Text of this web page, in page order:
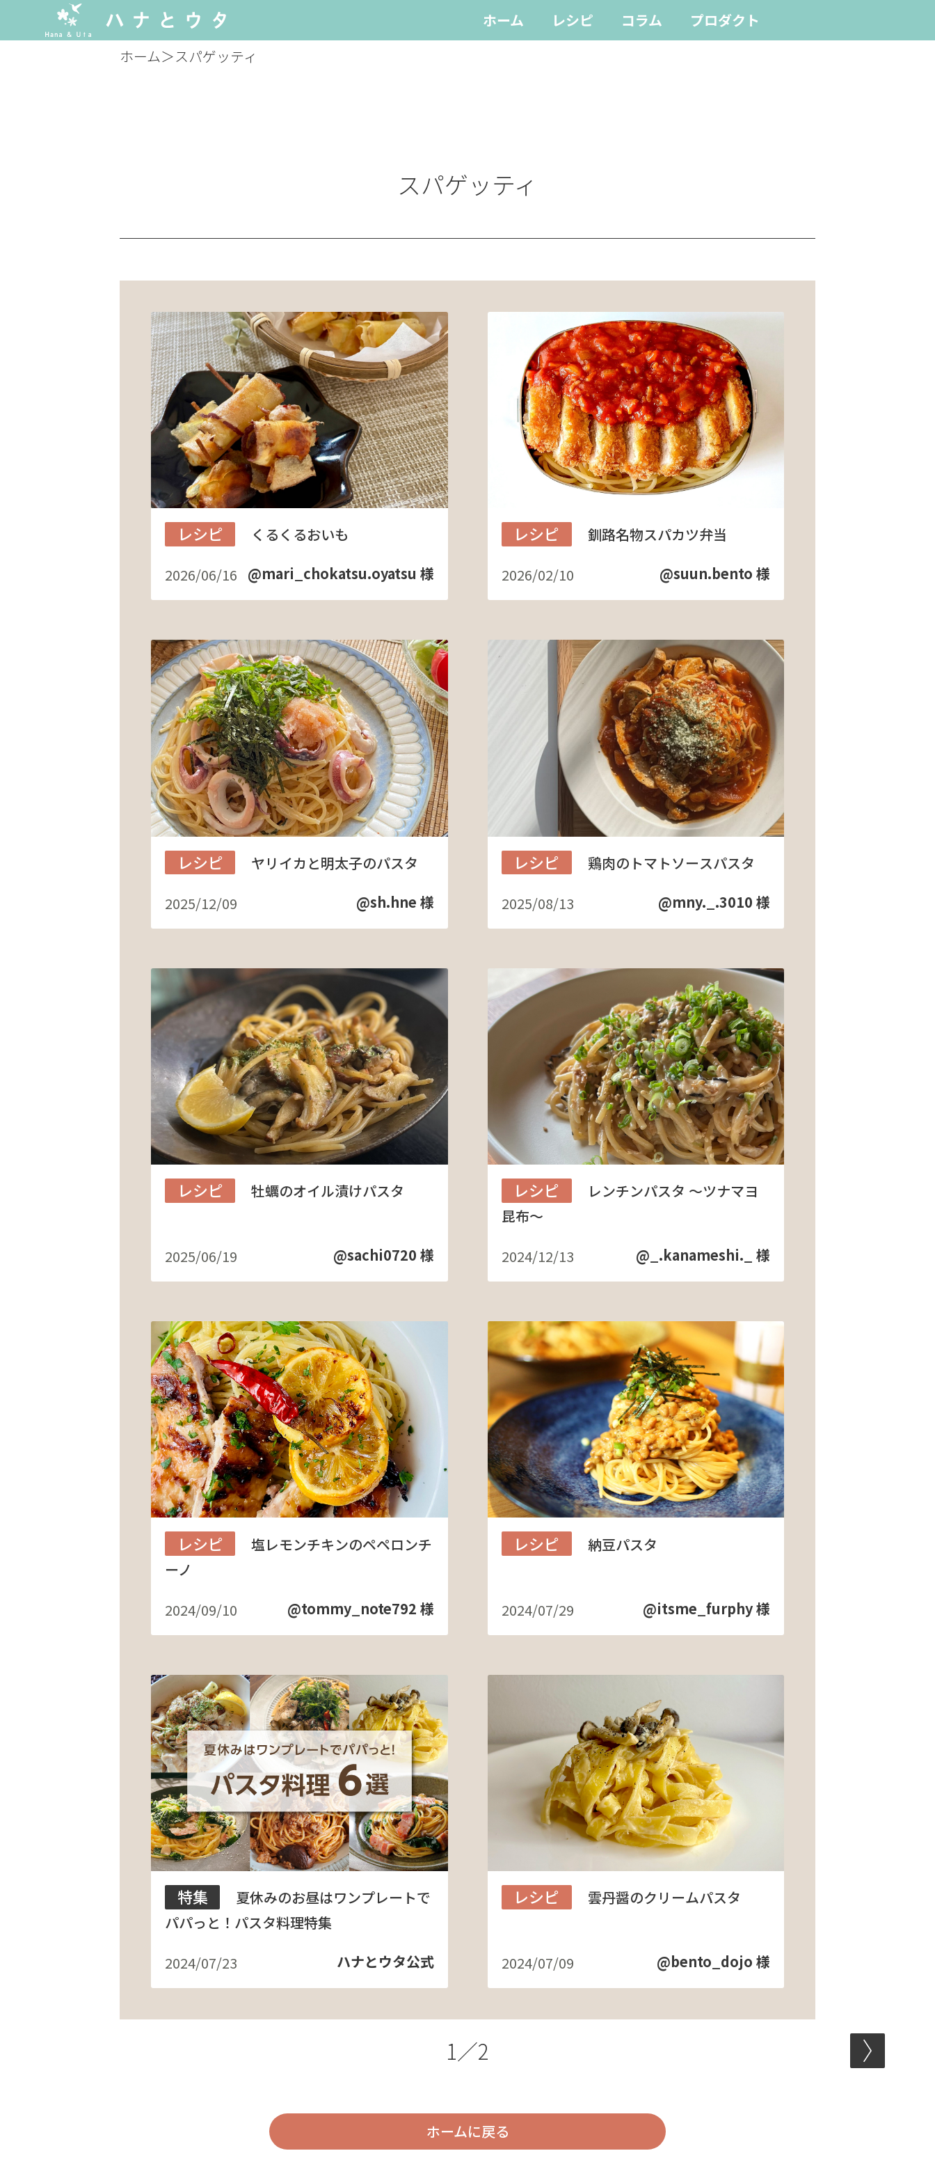
ホーム レシピ コラム
プロダクト
ホーム＞スパゲッティ
スパゲッティ
レシピ
くるくるおいも
2026/06/16 @mari_chokatsu.oyatsu 様
レシピ
釧路名物スパカツ弁当
2026/02/10
@suun.bento 様
レシピ
ヤリイカと明太子のパスタ
2025/12/09
@sh.hne 様
レシピ
鶏肉のトマトソースパスタ
2025/08/13
@mny._.3010 様
レシピ 牡蠣のオイル漬けパスタ
2025/06/19 @sachi0720 様
レシピ
レンチンパスタ ～ツナマヨ
昆布～
2024/12/13
@_.kanameshi._ 様
レシピ
塩レモンチキンのペペロンチ
ーノ
2024/09/10
@tommy_note792 様
レシピ 納豆パスタ
2024/07/29 @itsme_furphy 様
特集
夏休みのお昼はワンプレートで
パパっと！パスタ料理特集
2024/07/23
ハナとウタ公式
レシピ 雲丹醤のクリームパスタ
2024/07/09 @bento_dojo 様
1／2
ホームに戻る